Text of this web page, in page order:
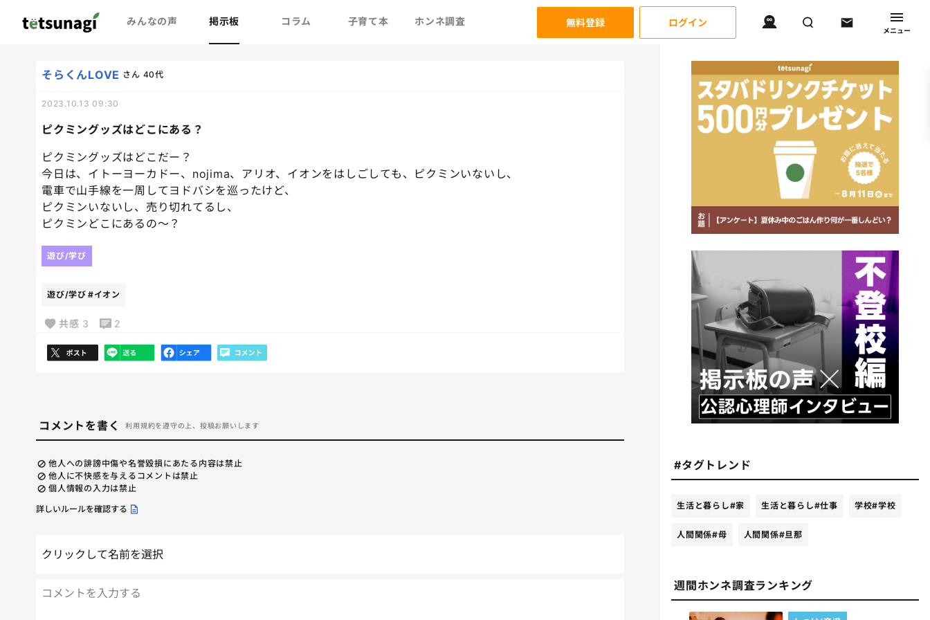
みんなの声 掲示板 コラム 子育て本 ホンネ調査 無料登録 ログイン
メニュー
ピクミングッズはどこにある？
そらくんLOVE さん 40代
2023.10.13 09:30
ピクミングッズはどこだー？
今日は、イトーヨーカドー、nojima、アリオ、イオンをはしごしても、ピクミンいないし、
電車で山手線を一周してヨドバシを巡ったけど、
ピクミンいないし、売り切れてるし、
ピクミンどこにあるの〜？
遊び/学び
遊び/学び #イオン
共感 3 2
コメントを書く 利用規約を遵守の上、投稿お願いします
他人への誹謗中傷や名誉毀損にあたる内容は禁止
他人に不快感を与えるコメントは禁止
個人情報の入力は禁止
詳しいルールを確認する
クリックして名前を選択
#タグトレンド
生活と暮らし#家 生活と暮らし#仕事 学校#学校
人間関係#母 人間関係#旦那
週間ホンネ調査ランキング